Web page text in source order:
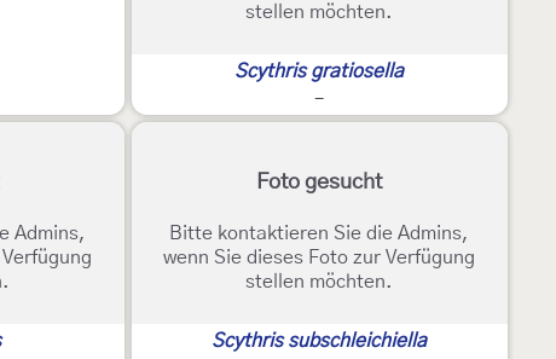
stellen möchten.
Scythris gratiosella
-
Admins,
Foto gesucht
Bitte kontaktieren Sie die Admins,
wenn Sie dieses Foto zur Verfügung
stellen möchten.
Scythris subschleichiella